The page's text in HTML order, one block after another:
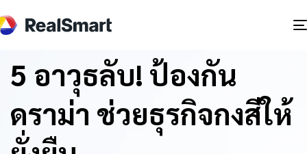
IN:
5 อาวุธลับ! ป้องกัน
ดราม่า ช่วยธุรกิจกงสีให้
on: